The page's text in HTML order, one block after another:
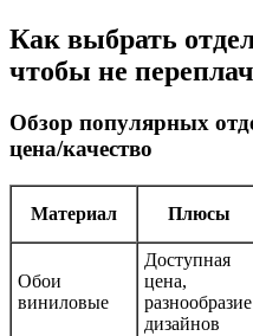
Как выбрать
чтобы не
Обзор популярных
цена/качество
Материал Плюсы
Обои
виниловые
Доступная
цена,
разнообразие
дизайнов